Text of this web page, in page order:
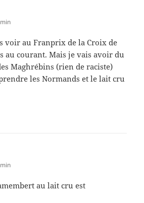
voir au Franprix de la Croix de
au courant. Mais je vais avoir du
Maghrébins (rien de raciste)
les Normands et le lait cru
au lait cru est